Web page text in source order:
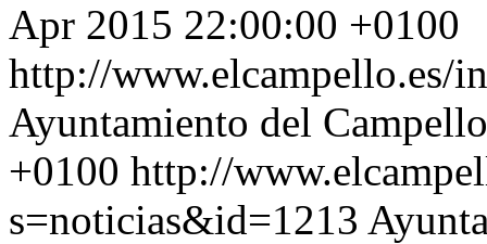
Apr 2015 22:00:00 +0100
http://www.elcampello.es/
Ayuntamiento del Campello
+0100 http://
s=noticias&id=1213